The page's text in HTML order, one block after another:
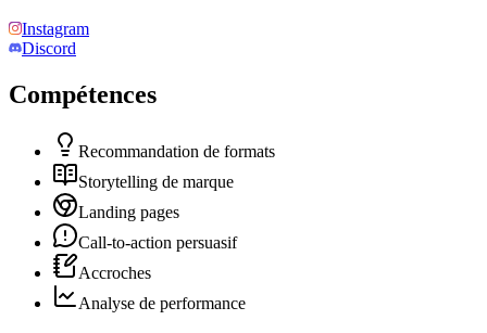
Instagram
Discord
Compétences
Recommandation de formats
Storytelling de marque
Landing pages
Call-to-action persuasif
Accroches
Analyse de performance